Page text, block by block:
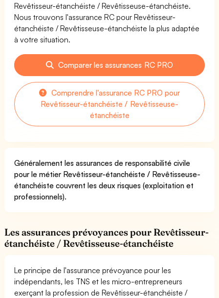
Revêtisseur-étanchéiste / Revêtisseuse-étanchéiste.
Nous trouvons l'assurance RC pour Revêtisseur-
étanchéiste / Revêtisseuse-étanchéiste la plus adaptée
à votre situation.
Comparer les assurances RC PRO
Comprendre l'assurance RC PRO pour
Revêtisseur-étanchéiste / Revêtisseuse-
étanchéiste
Généralement les assurances de responsabilité civile
pour le métier Revêtisseur-étanchéiste / Revêtisseuse-
étanchéiste couvrent les deux risques (exploitation et
professionnels).
Les assurances prévoyances pour Revêtisseur-
étanchéiste / Revêtisseuse-étanchéiste
Le principe de l'assurance prévoyance pour les
indépendants, les TNS et les micro-entrepreneurs
exerçant la profession de Revêtisseur-étanchéiste /